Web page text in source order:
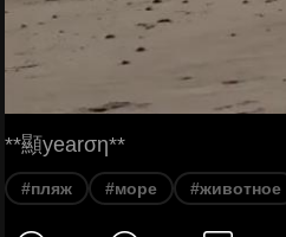
**顯yearση**
#пляж #море #животное